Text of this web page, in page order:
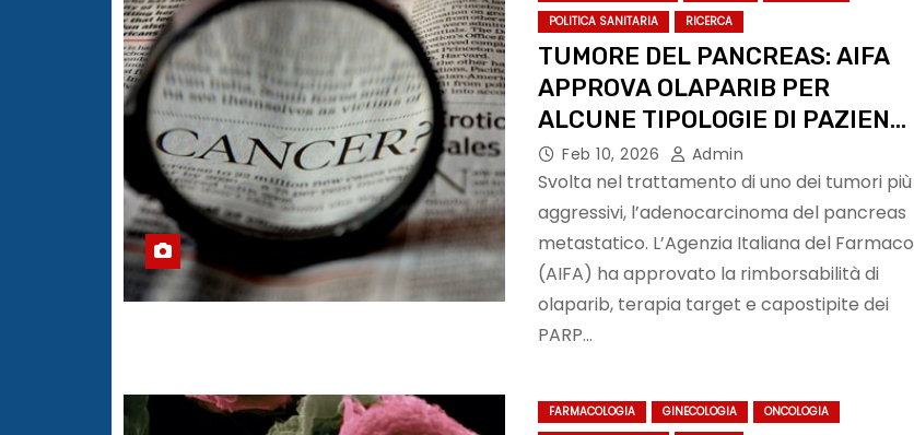
POLITICA SANITARIA
RICERCA
TUMORE DEL PANCREAS: AIFA
APPROVA OLAPARIB PER
ALCUNE TIPOLOGIE DI PAZIENTI
BRCA MUTATI
Feb 10, 2026 Admin
Svolta nel trattamento di uno dei tumori più
aggressivi, l’adenocarcinoma del pancreas
metastatico. L’Agenzia Italiana del Farmaco
(AIFA) ha approvato la rimborsabilità di
olaparib, terapia target e capostipite dei
PARP…
FARMACOLOGIA GINECOLOGIA
ONCOLOGIA